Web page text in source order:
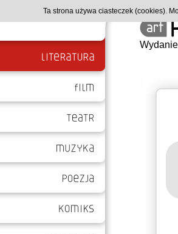
Ta strona używa ciasteczek (cookies).